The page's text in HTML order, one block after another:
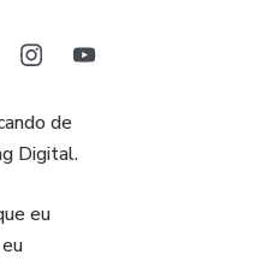
de
Digital.
eu